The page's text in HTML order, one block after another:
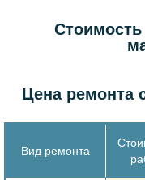
Цена ремонта
Вид ремонта